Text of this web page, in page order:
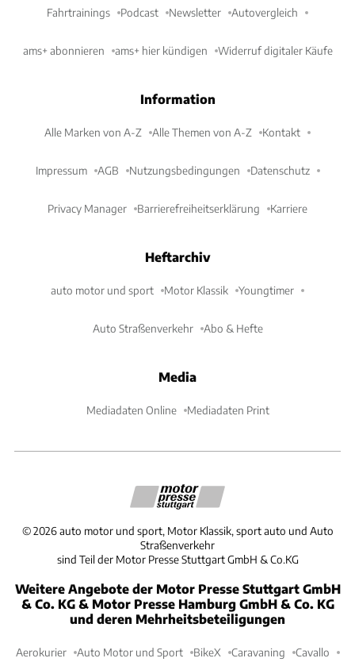
Fahrtrainings Podcast Newsletter Autovergleich
ams+ abonnieren ams+ hier kündigen Widerruf digitaler Käufe
Information
Alle Marken von A-Z Alle Themen von A-Z Kontakt
Impressum AGB Nutzungsbedingungen Datenschutz
Privacy Manager Barrierefreiheitserklärung Karriere
Heftarchiv
auto motor und sport Motor Klassik Youngtimer
Auto Straßenverkehr Abo & Hefte
Media
Mediadaten Online Mediadaten Print
©2026 auto motor und sport, Motor Klassik, sport auto und Auto
Straßenverkehr
sind Teil der Motor Presse Stuttgart GmbH & Co.KG
Weitere Angebote der Motor Presse Stuttgart GmbH
& Co. KG & Motor Presse Hamburg GmbH & Co. KG
und deren Mehrheitsbeteiligungen
Aerokurier Auto Motor und Sport BikeX Caravaning Cavallo